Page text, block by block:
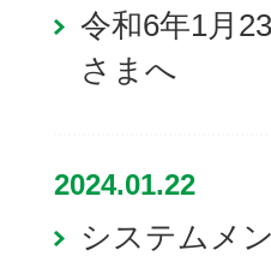
令和6年1月
さまへ
2024.01.22
システムメ